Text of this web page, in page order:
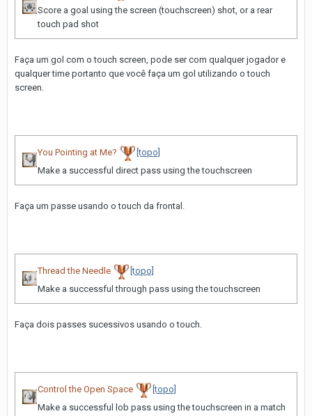
Score a goal using the screen (touchscreen) shot, or a rear
touch pad shot
Faça um gol com o touch screen, pode ser com qualquer jogador e
qualquer time portanto que você faça um gol utilizando o touch
screen.
You Pointing at Me?
[topo]
Make a successful direct pass using the touchscreen
Faça um passe usando o touch da frontal.
Thread the Needle
[topo]
Make a successful through pass using the touchscreen
Faça dois passes sucessivos usando o touch.
Control the Open Space
[topo]
Make a successful lob pass using the touchscreen in a match